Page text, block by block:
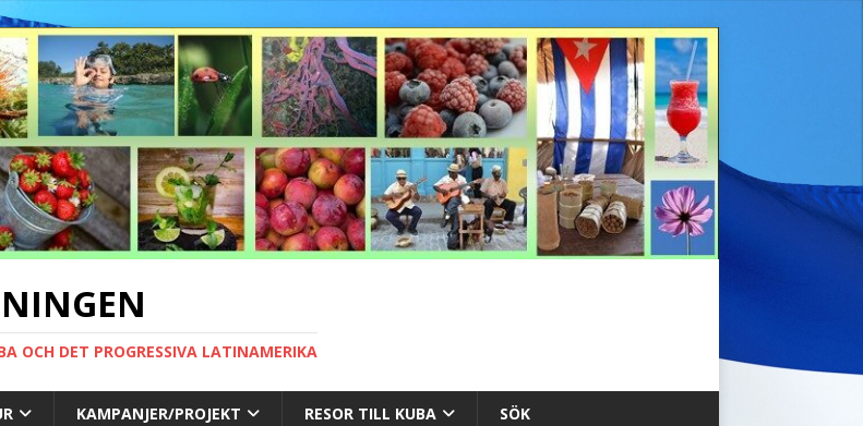
OCH DET PROGRESSIVA LATINAMERIKA
KAMPANJER/PROJEKT RESOR TILL KUBA SÖK